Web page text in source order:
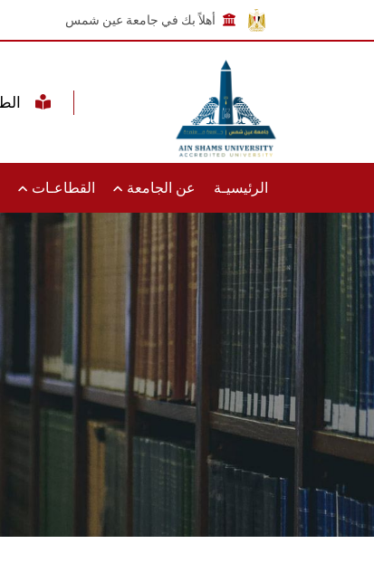
أهلاً بك في جامعة عين شمس
الرئيسيـة عن الجامعة القطاعـات